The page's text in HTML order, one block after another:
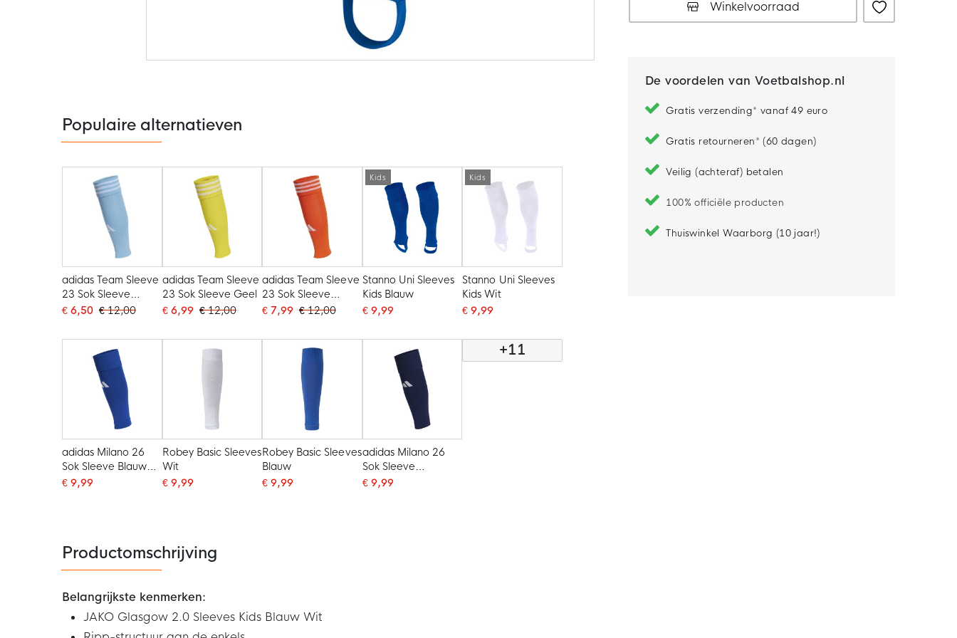
de
afbeeldingen-
gallerij
Winkelvoorraad
De voordelen van Voetbalshop.nl
Gratis verzending* vanaf 49 euro
Gratis retourneren* (60 dagen)
Veilig (achteraf) betalen
100% officiële producten
Thuiswinkel Waarborg (10 jaar!)
Populaire alternatieven
adidas Team Sleeve
23 Sok Sleeve
Lichtblauw
€ 6,50 € 12,00
adidas Team Sleeve
23 Sok Sleeve Geel
€ 6,99 € 12,00
adidas Team Sleeve
23 Sok Sleeve
Oranje
€ 7,99 € 12,00
Kids
Stanno Uni Sleeves
Kids Blauw
€ 9,99
Kids
Stanno Uni Sleeves
Kids Wit
€ 9,99
adidas Milano 26
Sok Sleeve Blauw
Wit
€ 9,99
Robey Basic Sleeves
Wit
€ 9,99
Robey Basic Sleeves
Blauw
€ 9,99
adidas Milano 26
Sok Sleeve
Donkerblauw Wit
€ 9,99
+11
Productomschrijving
Belangrijkste kenmerken:
JAKO Glasgow 2.0 Sleeves Kids Blauw Wit